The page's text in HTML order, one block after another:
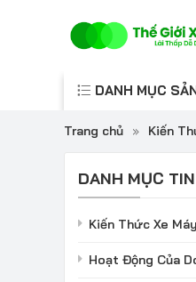
DANH MỤC
Trang chủ » Kiến
DANH MỤC
Kiến Thức Xe Máy
Hoạt Động Của